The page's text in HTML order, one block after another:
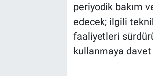
periyodik bakım
edecek; ilgili
faaliyetleri
kullanmaya davet